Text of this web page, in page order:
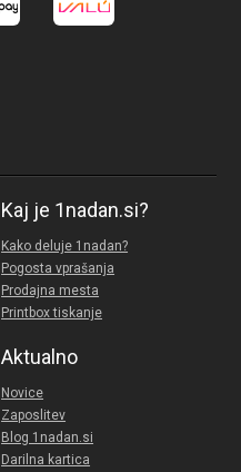
Kaj je 1nadan.si?
Kako deluje 1nadan?
Pogosta vprašanja
Prodajna mesta
Printbox tiskanje
Aktualno
Novice
Zaposlitev
Blog 1nadan.si
Darilna kartica